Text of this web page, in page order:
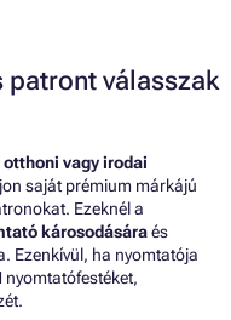
válasszak
otthoni vagy irodai
saját prémium márkájú
Ezeknél a
károsodásáraés
Ezenkívül, ha nyomtatója
nyomtatófestéket,